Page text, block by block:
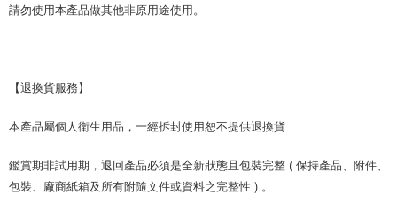
請勿使用本產品做其他非原用途使用。
【退換貨服務】
本產品屬個人衛生用品，一經拆封使用恕不提供退換貨
鑑賞期非試用期，退回產品必須是全新狀態且包裝完整 ( 保持產品、附件、
包裝、廠商紙箱及所有附隨文件或資料之完整性 ) 。